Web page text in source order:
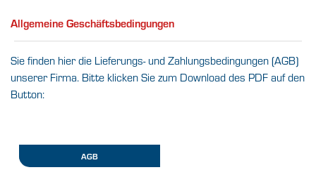
Allgemeine Geschäftsbedingungen
Sie finden hier die Lieferungs- und Zahlungsbedingungen (AGB)
unserer Firma. Bitte klicken Sie zum Download des PDF auf den
Button:
AGB